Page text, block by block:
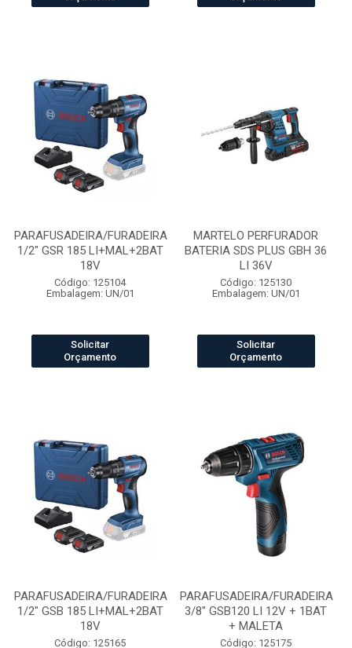
PARAFUSADEIRA/FURADEIRA
1/2" GSR 185 LI+MAL+2BAT
18V
Código: 125104
Embalagem: UN/01
Solicitar
Orçamento
MARTELO PERFURADOR
BATERIA SDS PLUS GBH 36
LI 36V
Código: 125130
Embalagem: UN/01
Solicitar
Orçamento
PARAFUSADEIRA/FURADEIRA
1/2" GSB 185 LI+MAL+2BAT
18V
Código: 125165
PARAFUSADEIRA/FURADEIRA
3/8" GSB120 LI 12V + 1BAT
+ MALETA
Código: 125175